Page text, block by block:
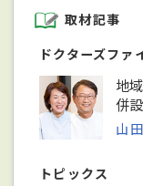
取材記事
ドクターズファ
地
併設
山
トピックス